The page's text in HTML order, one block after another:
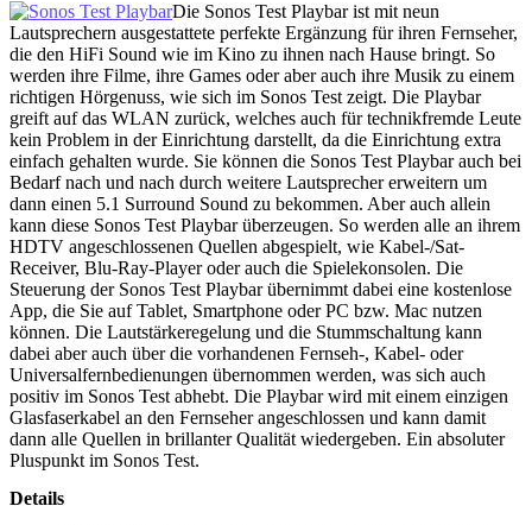
Die Sonos Test Playbar ist mit neun
Lautsprechern ausgestattete perfekte Ergänzung für ihren Fernseher,
die den HiFi Sound wie im Kino zu ihnen nach Hause bringt. So
werden ihre Filme, ihre Games oder aber auch ihre Musik zu einem
richtigen Hörgenuss, wie sich im Sonos Test zeigt. Die Playbar
greift auf das WLAN zurück, welches auch für technikfremde Leute
kein Problem in der Einrichtung darstellt, da die Einrichtung extra
einfach gehalten wurde. Sie können die Sonos Test Playbar auch bei
Bedarf nach und nach durch weitere Lautsprecher erweitern um
dann einen 5.1 Surround Sound zu bekommen. Aber auch allein
kann diese Sonos Test Playbar überzeugen. So werden alle an ihrem
HDTV angeschlossenen Quellen abgespielt, wie Kabel-/Sat-
Receiver, Blu-Ray-Player oder auch die Spielekonsolen. Die
Steuerung der Sonos Test Playbar übernimmt dabei eine kostenlose
App, die Sie auf Tablet, Smartphone oder PC bzw. Mac nutzen
können. Die Lautstärkeregelung und die Stummschaltung kann
dabei aber auch über die vorhandenen Fernseh-, Kabel- oder
Universalfernbedienungen übernommen werden, was sich auch
positiv im Sonos Test abhebt. Die Playbar wird mit einem einzigen
Glasfaserkabel an den Fernseher angeschlossen und kann damit
dann alle Quellen in brillanter Qualität wiedergeben. Ein absoluter
Pluspunkt im Sonos Test.
Details